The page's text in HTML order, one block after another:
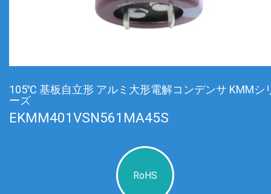
105℃ 基板自立形 アルミ大形電解コンデンサ KMMシ
ーズ
EKMM401VSN561MA45S
RoHS